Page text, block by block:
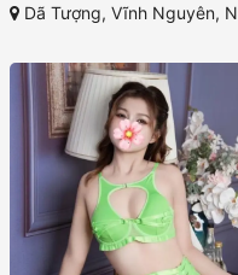
Dã Tượng, Vĩnh Nguyên, Nha Trang, Khánh Hòa